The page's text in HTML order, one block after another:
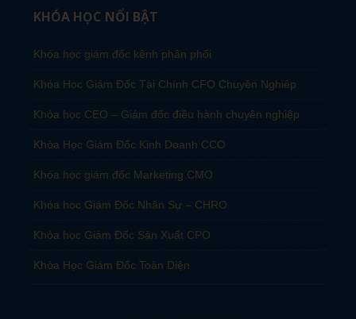
KHÓA HỌC NỔI BẬT
Khóa học giám đốc kênh phân phối
Khóa Học Giám Đốc Tài Chính CFO Chuyên Nghiêp
Khóa học CEO – Giám đốc điều hành chuyên nghiệp
Khóa Học Giám Đốc Kinh Doanh CCO
Khóa học giám đốc Marketing CMO
Khóa học Giám Đốc Nhân Sự – CHRO
Khóa học Giám Đốc Sản Xuất CPO
Khóa Học Giám Đốc Toàn Diện